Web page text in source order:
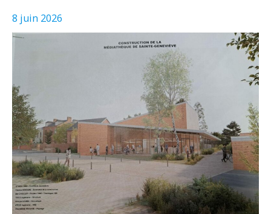
8 juin 2026